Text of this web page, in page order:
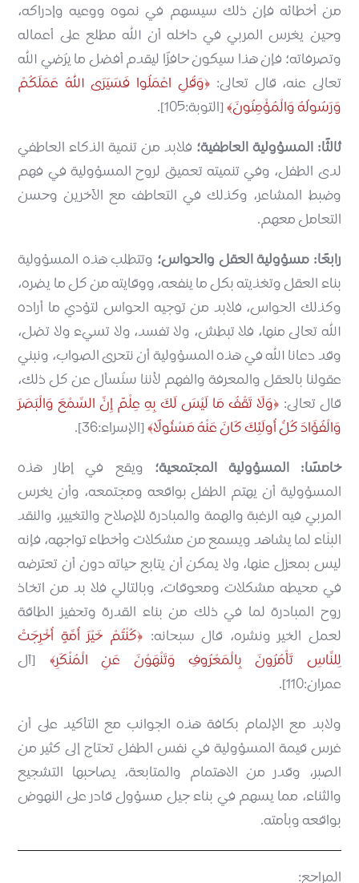
من أخطائه فإن ذلك سيسهم في نموه ووعيه وإدراكه،
وحين يغرس المربي في داخله أن الله مطلع على أعماله
وتصرفاته؛ فإن هذا سيكون حافزًا ليقدم أفضل ما يرُضي الله
تعالى عنه، قال تعالى:
وَقُلِ اعْمَلُوا فَسَيَرَى اللهُ عَمَلَكُمْ
وَرَسُولُهُ وَالْمُؤْمِنُونَ [التوبة:105].
ثالثًا: المسؤولية العاطفية؛ فلابد من تنمية الذكاء العاطفي
لدى الطفل، وفي تنميته تعميق لروح المسؤولية في فهم
وضبط المشاعر، وكذلك في التعاطف مع الآخرين وحسن
التعامل معهم.
رابعًا: مسؤولية العقل والحواس؛ وتتطلب هذه المسؤولية
بناء العقل وتغذيته بكل ما ينفعه، ووقايته من كل ما يضره،
وكذلك الحواس، فلابد من توجيه الحواس لتؤدي ما أراده
الله تعالى منها، فلا تبطش، ولا تفسد، ولا تسيء ولا تضل،
وقد دعانا الله في هذه المسؤولية أن نتحرى الصواب، ونبني
عقولنا بالعقل والمعرفة والفهم لأننا سنُسأل عن كل ذلك،
قال تعالى: وَلَا تَقْفُ مَا لَيْسَ لَكَ بِهِ عِلْمٌ إِنَّ السَّمْعَ وَالْبَصَرَ
وَالْفُؤَادَ كُلُّ أُولَئِكَ كَانَ عَنْهُ مَسْئُولًا [الإسراء:36].
خامسًا: المسؤولية المجتمعية؛ ويقع في إطار هذه
المسؤولية أن يهتم الطفل بواقعه ومجتمعه، وأن يغرس
المربي فيه الرغبة والهمة والمبادرة للإصلاح والتغيير، والنقد
البنّاء لما يشاهد ويسمع من مشكلات وأخطاء تواجهه، فإنه
ليس بمعزل عنها، ولا يمكن أن يتابع حياته دون أن تعترضه
في محيطه مشكلات ومعوقات، وبالتالي فلا بد من اتخاذ
روح المبادرة لما في ذلك من بناء القدرة وتحفيز الطاقة
لعمل الخير ونشره، قال سبحانه:
كُنْتُمْ خَيْرَ أُمَّةٍ أُخْرِجَتْ
لِلنَّاسِ تَأْمُرُونَ بِالْمَعْرُوفِ وَتَنْهَوْنَ عَنِ الْمُنْكَرِ
[آل
عمران:110].
ولابد مع الإلمام بكافة هذه الجوانب مع التأكيد على أن
غرس قيمة المسؤولية في نفس الطفل تحتاج إلى كثير من
الصبر، وقدر من الاهتمام والمتابعة، يصاحبها التشجيع
والثناء، مما يسهم في بناء جيل مسؤول قادر على النهوض
بواقعه وبأمته.
المراجع: